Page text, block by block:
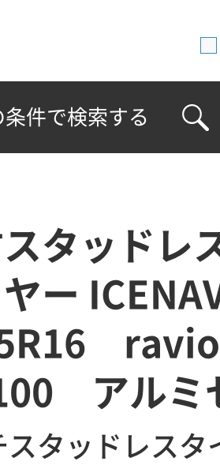
条件で検索する
スタッドレ
ヤー
アルミ
スタッドレスタ